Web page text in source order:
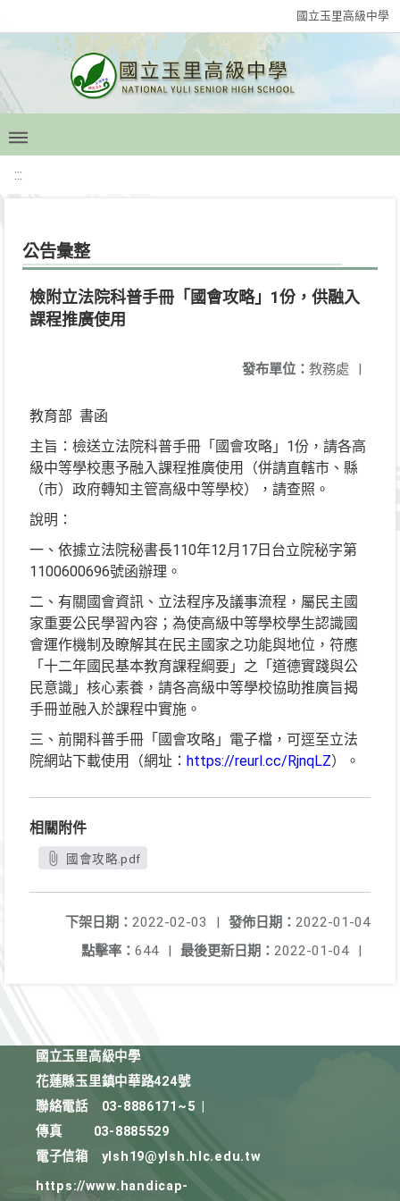
國立玉里高級中學
:::
公告彙整
檢附立法院科普手冊「國會攻略」1份，供融入
課程推廣使用
發布單位： 教務處 |
教育部 書函
主旨：檢送立法院科普手冊「國會攻略」1份，請各高
級中等學校惠予融入課程推廣使用（併請直轄市、縣
（市）政府轉知主管高級中等學校），請查照。
說明：
一、依據立法院秘書長110年12月17日台立院秘字第
1100600696號函辦理。
二、有關國會資訊、立法程序及議事流程，屬民主國
家重要公民學習內容；為使高級中等學校學生認識國
會運作機制及瞭解其在民主國家之功能與地位，符應
「十二年國民基本教育課程綱要」之「道德實踐與公
民意識」核心素養，請各高級中等學校協助推廣旨揭
手冊並融入於課程中實施。
三、前開科普手冊「國會攻略」電子檔，可逕至立法
院網站下載使用（網址： https://reurl.cc/RjnqLZ）。
相關附件
國會攻略.pdf
發佈日期： 2022-01-04
下架日期： 2022-02-03
|
最後更新日期： 2022-01-04 |
點擊率： 644 |
國立玉里高級中學
花蓮縣玉里鎮中華路424號
聯絡電話
03-8886171~5
傳真
03-8885529
電子信箱
ylsh19@ylsh.hlc.edu.tw
https://www.handicap-